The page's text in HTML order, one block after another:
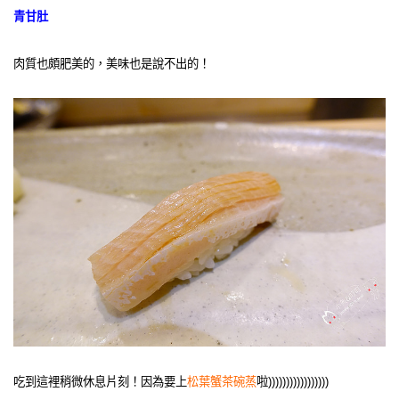
青甘肚
肉質也頗肥美的，美味也是說不出的！
吃到這裡稍微休息片刻！因為要上松葉蟹茶碗蒸啦)))))))))))))))))